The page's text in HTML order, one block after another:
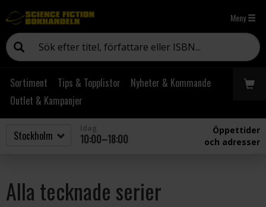
Meny
Sortiment Tips & Topplistor
Nyheter & Kommande
Outlet & Kampanjer
10:00–18:00
Öppettider
och adresser
Alla tecknade serier